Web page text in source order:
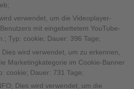
verwendet, um die Videoplayer-
mit eingebettetem YouTube-
Typ: cookie; Dauer: 396 Tage;
Dies wird verwendet, um zu erkennen,
Marketingkategorie im Cookie-Banner
cookie; Dauer: 731 Tage;
Dies wird verwendet, um die